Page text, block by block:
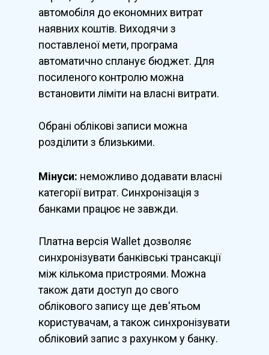
автомобіля до економних витрат
наявних коштів. Виходячи з
поставленої мети, програма
автоматично спланує бюджет. Для
посиленого контролю можна
встановити ліміти на власні витрати.
Обрані облікові записи можна
розділити з близькими.
Мінуси: неможливо додавати власні
категорії витрат. Синхронізація з
банками працює не завжди.
Платна версія Wallet дозволяє
синхронізувати банківські трансакції
між кількома пристроями. Можна
також дати доступ до свого
облікового запису ще дев'ятьом
користувачам, а також синхронізувати
обліковий запис з рахунком у банку.